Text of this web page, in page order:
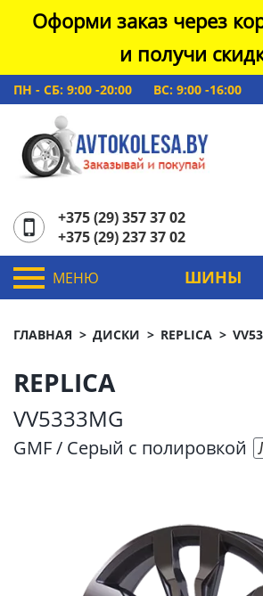
Оформи заказ через
и получи
ПН - СБ: 9:00 -20:00 ВС: 9:00 -16:00
+375 (29) 357 37 02
+375 (29) 237 37 02
МЕНЮ ШИНЫ
ГЛАВНАЯ ДИСКИ REPLICA
REPLICA
VV5333MG
GMF / Серый с полировкой